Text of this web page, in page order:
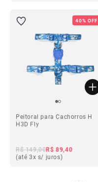
40% OFF
Peitoral para Cachorros H
H3D Fly
R$ 149,00R$ 89,40
(até 3x s/ juros)